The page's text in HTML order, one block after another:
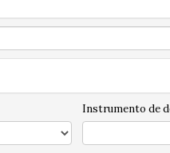
Instrumento de